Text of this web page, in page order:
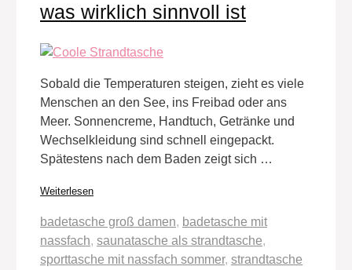
was wirklich sinnvoll ist
Sobald die Temperaturen steigen, zieht es viele
Menschen an den See, ins Freibad oder ans
Meer. Sonnencreme, Handtuch, Getränke und
Wechselkleidung sind schnell eingepackt.
Spätestens nach dem Baden zeigt sich …
Weiterlesen
Schlagwörter
badetasche groß damen, badetasche mit
nassfach, saunatasche als strandtasche,
sporttasche mit nassfach sommer, strandtasche